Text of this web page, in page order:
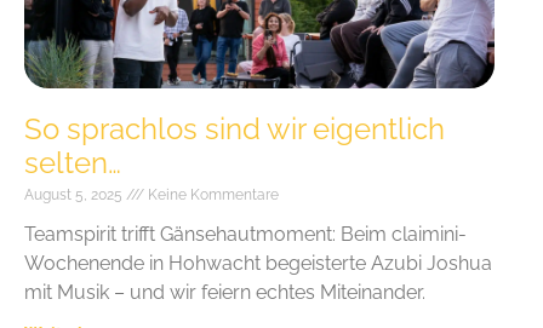
So sprachlos sind wir eigentlich
selten…
August 5, 2025 Keine Kommentare
Teamspirit trifft Gänsehautmoment: Beim claimini-
Wochenende in Hohwacht begeisterte Azubi Joshua
mit Musik – und wir feiern echtes Miteinander.